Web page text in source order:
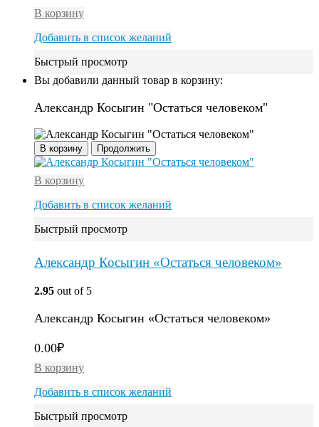
В корзину
Добавить в список желаний
Быстрый просмотр
Вы добавили данный товар в корзину:
Александр Косыгин "Остаться человеком"
В корзину Продолжить
В корзину
Добавить в список желаний
Быстрый просмотр
Александр Косыгин «Остаться человеком»
2.95 out of 5
Александр Косыгин «Остаться человеком»
0.00₽
В корзину
Добавить в список желаний
Быстрый просмотр